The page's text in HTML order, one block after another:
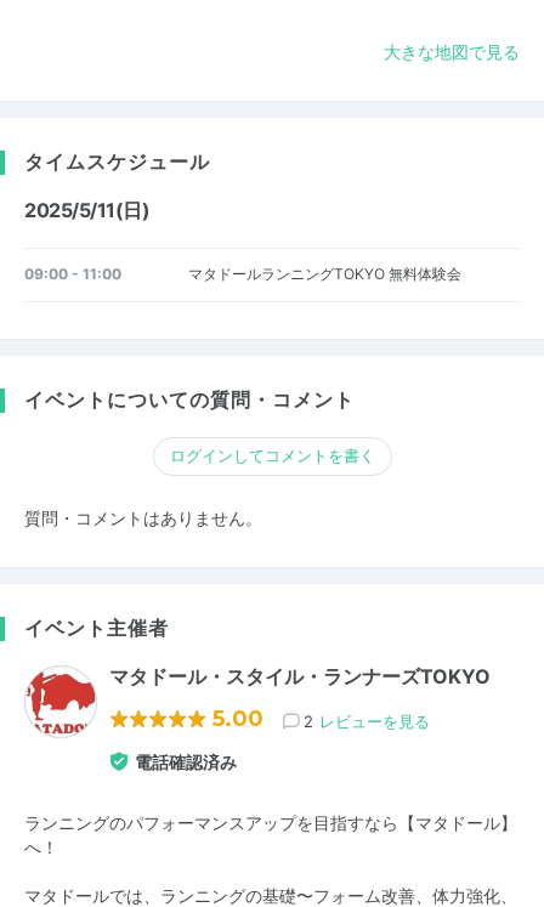
大きな地図で見る
タイムスケジュール
2025/5/11(日)
09:00 - 11:00 マタドールランニングTOKYO 無料体験会
イベントについての質問・コメント
ログインしてコメントを書く
質問・コメントはありません。
イベント主催者
マタドール・スタイル・ランナーズTOKYO
5.00 2 レビューを見る
電話確認済み
ランニングのパフォーマンスアップを目指すなら【マタドール】
へ！
マタドールでは、ランニングの基礎〜フォーム改善、体力強化、